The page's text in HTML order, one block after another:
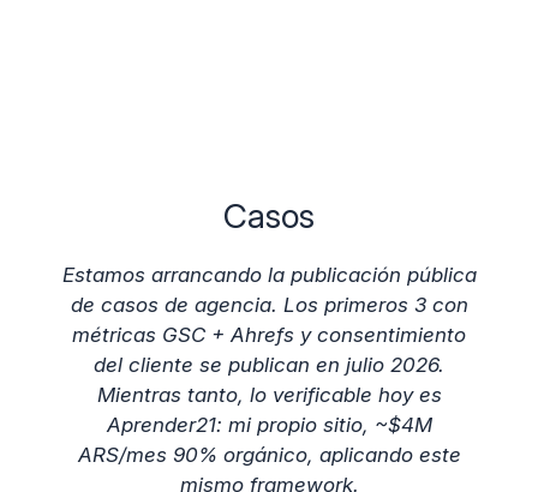
Casos
Estamos arrancando la publicación pública
de casos de agencia. Los primeros 3 con
métricas GSC + Ahrefs y consentimiento
del cliente se publican en julio 2026.
Mientras tanto, lo verificable hoy es
Aprender21: mi propio sitio, ~$4M
ARS/mes 90% orgánico, aplicando este
mismo framework.